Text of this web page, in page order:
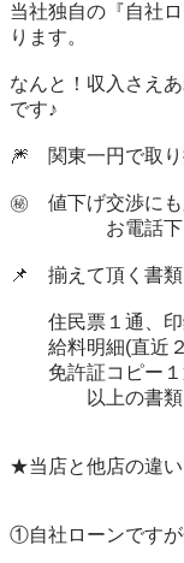
当社独自の『自社
ります。
なんと！収入さえ
です♪
🎆　関東一円で取
㊙️　値下げ交渉に
お電話下さ
📌　揃えて頂く書
住民票１通、印
給料明細(直近２
免許証
以上の書類を
★当店と他店の違
①自社ローンです